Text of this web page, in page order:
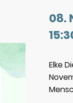
08.
Elke